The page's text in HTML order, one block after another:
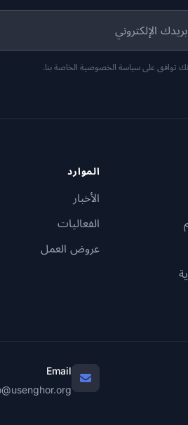
توافق على سياسة الخصوصية الخاصة بنا.
الموارد
الأخبار
الفعاليات
عروض العمل
Email